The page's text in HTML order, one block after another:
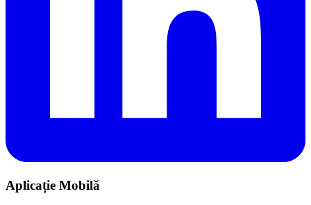
Aplicație Mobilă